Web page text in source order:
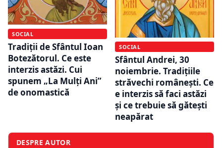
SOCIAL
Tradiții de Sfântul Ioan
Botezătorul. Ce este
interzis astăzi. Cui
spunem „La Mulți Ani”
de onomastică
SOCIAL
Sfântul Andrei, 30
noiembrie. Tradițiile
străvechi românești. Ce
e interzis să faci astăzi
și ce trebuie să gătești
neapărat
DESPRE AUTOR